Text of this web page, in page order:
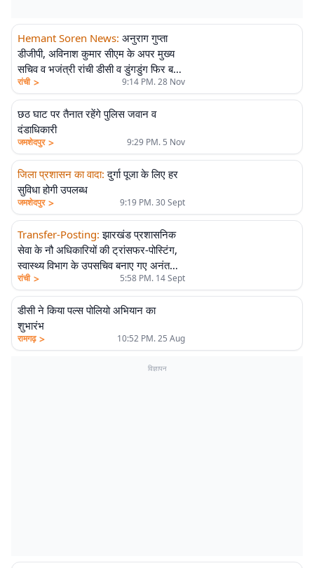
Hemant Soren News: अनुराग गुप्ता
डीजीपी, अविनाश कुमार सीएम के अपर मुख्य
सचिव व भजंत्री रांची डीसी व डुंगडुंग फिर बने
देवघर के एसपी
रांची > 9:14 PM. 28 Nov
छठ घाट पर तैनात रहेंगे पुलिस जवान व
दंडाधिकारी
जमशेदपुर > 9:29 PM. 5 Nov
जिला प्रशासन का वादा: दुर्गा पूजा के लिए हर
सुविधा होगी उपलब्ध
जमशेदपुर > 9:19 PM. 30 Sept
Transfer-Posting: झारखंड प्रशासनिक
सेवा के नौ अधिकारियों की ट्रांसफर-पोस्टिंग,
स्वास्थ्य विभाग के उपसचिव बनाए गए अनंत
कुमार
रांची > 5:58 PM. 14 Sept
डीसी ने किया पल्स पोलियो अभियान का
शुभारंभ
रामगढ़ > 10:52 PM. 25 Aug
विज्ञापन